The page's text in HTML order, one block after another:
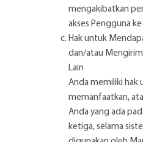
mengakibatkan
akses Pengguna
Hak untuk
dan/atau
Lain
Anda memiliki
memanfaatkan,
Anda yang ada
ketiga, selama